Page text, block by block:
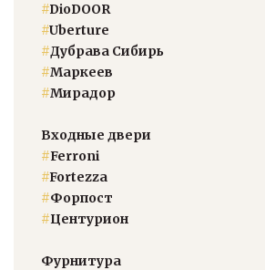
#DioDOOR
#Uberture
#Дубрава Сибирь
#Маркеев
#Мирадор
Входные двери
#Ferroni
#Fortezza
#Форпост
#Центурион
Фурнитура